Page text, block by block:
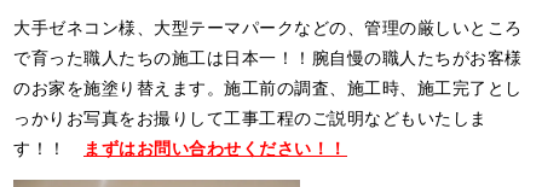
大手ゼネコン様、大型テーマパークなどの、管理の厳しいところ
で育った職人たちの施工は日本一！！腕自慢の職人たちがお客様
のお家を施塗り替えます。施工前の調査、施工時、施工完了とし
っかりお写真をお撮りして工事工程のご説明などもいたしま
す！！ まずはお問い合わせください！！